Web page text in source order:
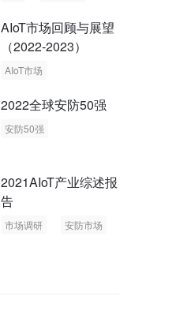
AIoT市场回顾与展望
（2022-2023）
AIoT市场
2022全球安防50强
安防50强
2021AIoT产业综述报
告
市场调研
安防市场